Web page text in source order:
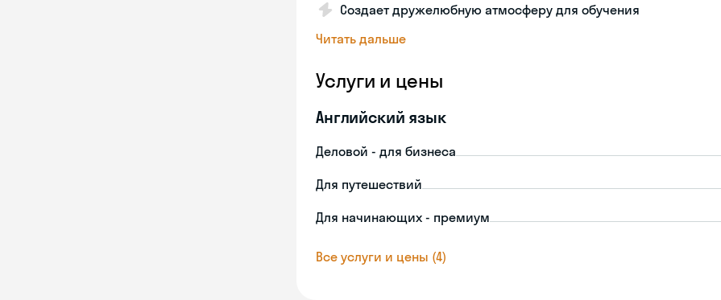
Создает дружелюбную атмосферу для обучения
Читать дальше
Услуги и цены
Английский язык
Деловой - для бизнеса
Для путешествий
Для начинающих - премиум
Все услуги и цены (4)